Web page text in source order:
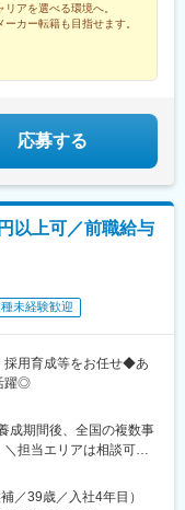
・福岡市地下鉄各線
アを選べる環境へ。
カー転籍も目指せます。
応募する
以上可／前職給与
未経験歓迎
採用育成等をお任せ◆あ
躍◎
成期間後、全国の複数事
担当エリアは相談可
、埼玉、福岡の事業所
／39歳／入社4年目）